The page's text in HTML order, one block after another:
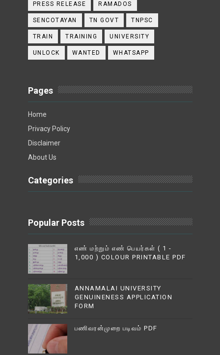
PRESS RELEASE RAMADOS
SENCOTAYAN TN GOVT TNPSC
TRAIN TRAINING UNIVERSITY
UNLOCK WANTED WHATSAPP
Pages
Home
Privacy Policy
Disclaimer
About Us
Categories
Popular Posts
எண் மற்றும் எண் பெயர்கள் ( 1 -
1,000 ) COLOUR PRINTABLE PDF
ANNAMALAI UNIVERSITY
GENUINENESS APPLICATION
FORM
பணிவரன்முறை படிவம் PDF